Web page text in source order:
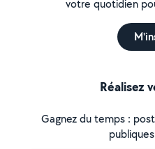
votre quotidien
Réalisez
Gagnez du temps :